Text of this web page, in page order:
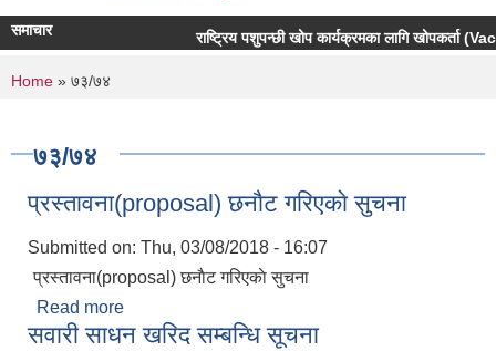
समाचार राष्ट्रिय पशुपन्छी खोप कार्यक्रमका लागि खोपकर्ता
You are here
Home » ७३/७४
७३/७४
प्रस्तावना(proposal) छनाैट गरिएकाे सुचना
Submitted on: Thu, 03/08/2018 - 16:07
प्रस्तावना(proposal) छनाैट गरिएकाे सुचना
Read more
सवारी साधन खरिद सम्बन्धि सूचना